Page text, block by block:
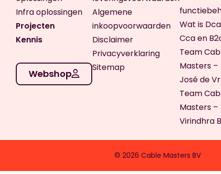
Infra oplossingen
Projecten
Kennis
Webshop
Algemene
inkoopvoorwaarden
Disclaimer
Privacyverklaring
Sitemap
Wat is
Cca en
Team
Masters –
José de
Team
Masters –
Virindhra
© 2026 Cable Masters BV